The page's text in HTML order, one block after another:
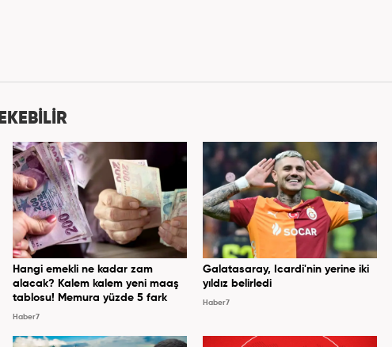
Hangi emekli ne kadar zam
alacak? Kalem kalem yeni maaş
tablosu! Memura yüzde 5 fark
Haber7
Galatasaray, Icardi'nin yerine iki
yıldız belirledi
Haber7